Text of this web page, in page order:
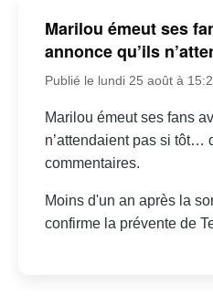
Marilou émeut ses
annonce qu’ils
Publié le lundi 25 août à
Marilou émeut ses fans
n’attendaient pas si tôt…
commentaires.
Moins d'un an après la
confirme la prévente de